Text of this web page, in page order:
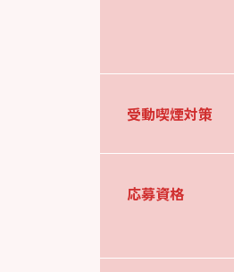
受動喫煙対策
応募資格